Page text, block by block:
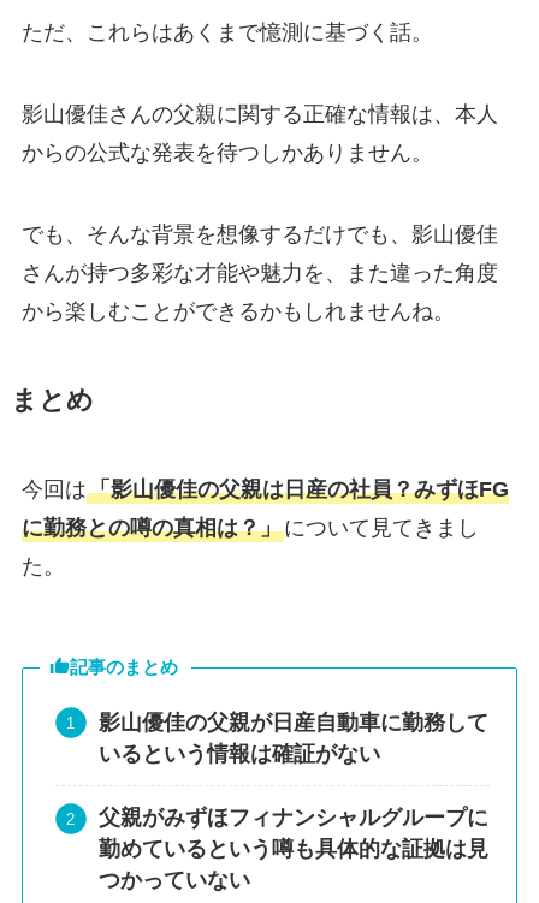
ただ、これらはあくまで憶測に基づく話。
影山優佳さんの父親に関する正確な情報は、本人
からの公式な発表を待つしかありません。
でも、そんな背景を想像するだけでも、影山優佳
さんが持つ多彩な才能や魅力を、また違った角度
から楽しむことができるかもしれませんね。
まとめ
今回は「影山優佳の父親は日産の社員？みずほFG
に勤務との噂の真相は？」について見てきまし
た。
記事のまとめ
影山優佳の父親が日産自動車に勤務して
いるという情報は確証がない
父親がみずほフィナンシャルグループに
勤めているという噂も具体的な証拠は見
つかっていない